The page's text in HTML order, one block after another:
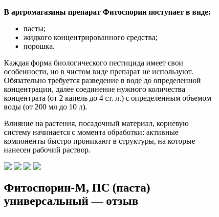
В аргромагазины препарат Фитоспорин поступает в виде:
пасты;
жидкого концентрированного средства;
порошка.
Каждая форма биологического пестицида имеет свои
особенности, но в чистом виде препарат не используют.
Обязательно требуется разведение в воде до определенной
концентрации, далее соединение нужного количества
концентрата (от 2 капель до 4 ст. л.) с определенным объемом
воды (от 200 мл до 10 л).
Влияние на растения, посадочный материал, корневую
систему начинается с момента обработки: активные
компоненты быстро проникают в структуры, на которые
нанесен рабочий раствор.
Фитоспорин-М, ПС (паста)
универсальный — отзыв